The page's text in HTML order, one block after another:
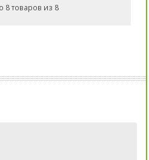
8 товаров из 8